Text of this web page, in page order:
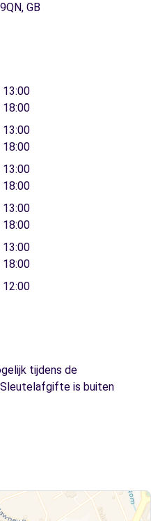
GB
13:00
18:00
13:00
18:00
13:00
18:00
13:00
18:00
13:00
18:00
12:00
tijdens de
Sleutelafgifte is buiten